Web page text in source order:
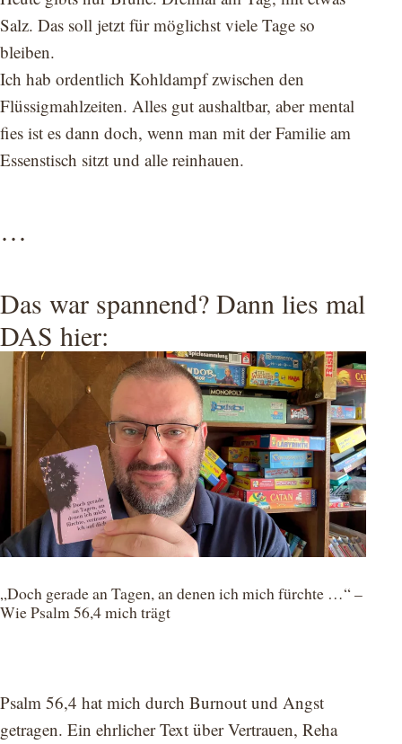
Salz. Das soll jetzt für möglichst viele Tage so
bleiben.
Ich hab ordentlich Kohldampf zwischen den
Flüssigmahlzeiten. Alles gut aushaltbar, aber mental
fies ist es dann doch, wenn man mit der Familie am
Essenstisch sitzt und alle reinhauen.
…
Das war spannend? Dann lies mal
DAS hier:
„Doch gerade an Tagen, an denen ich mich fürchte …“ –
Wie Psalm 56,4 mich trägt
Psalm 56,4 hat mich durch Burnout und Angst
getragen. Ein ehrlicher Text über Vertrauen, Reha